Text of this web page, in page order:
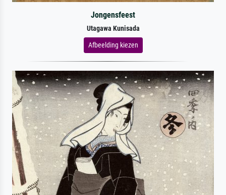
Jongensfeest
Utagawa Kunisada
Afbeelding kiezen